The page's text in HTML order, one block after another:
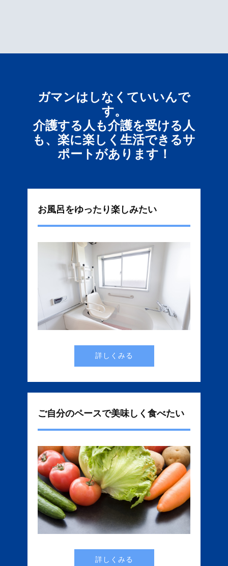
ガマンはしなくていいんで
す。
介護する人も介護を受ける人
も、楽に楽しく生活できるサ
ポートがあります！
お風呂をゆったり楽しみたい
詳しくみる
ご自分のペースで美味しく食べたい
詳しくみる